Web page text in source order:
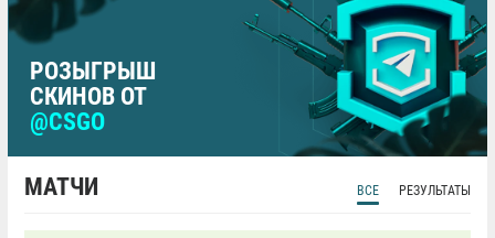
РОЗЫГРЫШ
СКИНОВ ОТ
@CSGO
МАТЧИ ВСЕ РЕЗУЛЬТАТЫ